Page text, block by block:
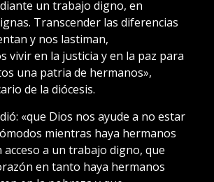
un trabajo digno, en
Transcender las diferencias
y nos lastiman,
vivir en la justicia y en la paz para
una patria de hermanos»,
de la diócesis.
«que Dios nos ayude a no estar
mientras haya hermanos
a un trabajo digno, que
en tanto haya hermanos